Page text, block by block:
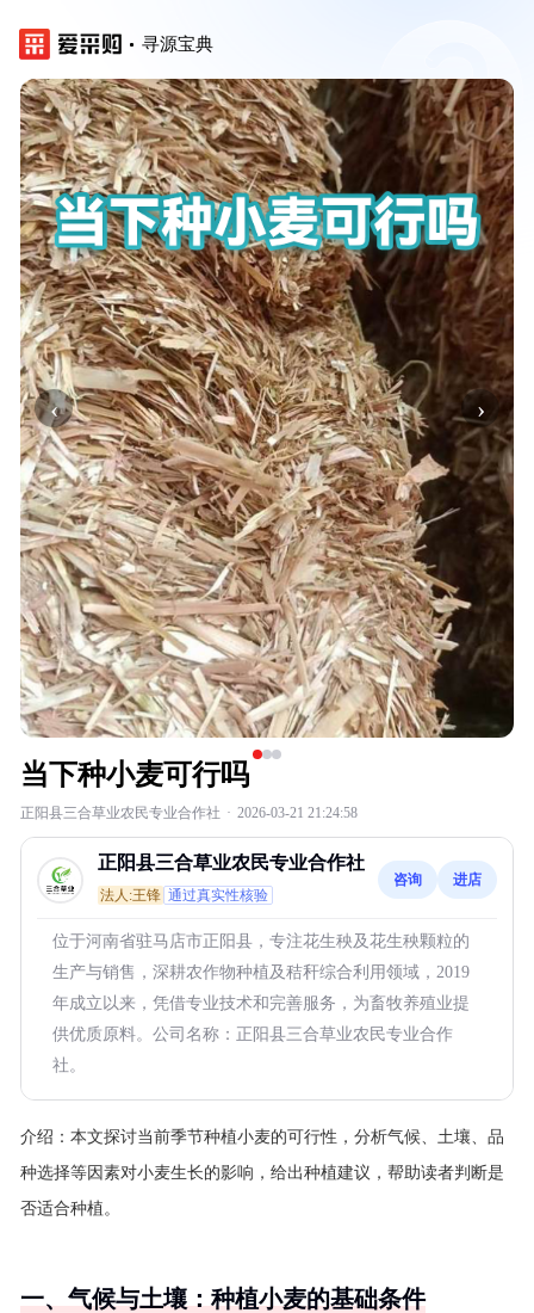
寻源宝典
‹ ›
当下种小麦可行吗
正阳县三合草业农民专业合作社 · 2026-03-21 21:24:58
正阳县三合草业农民专业合作社
法人:王锋 通过真实性核验
咨询 进店
位于河南省驻马店市正阳县，专注花生秧及花生秧颗粒的
生产与销售，深耕农作物种植及秸秆综合利用领域，2019
年成立以来，凭借专业技术和完善服务，为畜牧养殖业提
供优质原料。公司名称：正阳县三合草业农民专业合作
社。
介绍： 本文探讨当前季节种植小麦的可行性，分析气候、土壤、品
种选择等因素对小麦生长的影响，给出种植建议，帮助读者判断是
否适合种植。
一、气候与土壤：种植小麦的基础条件